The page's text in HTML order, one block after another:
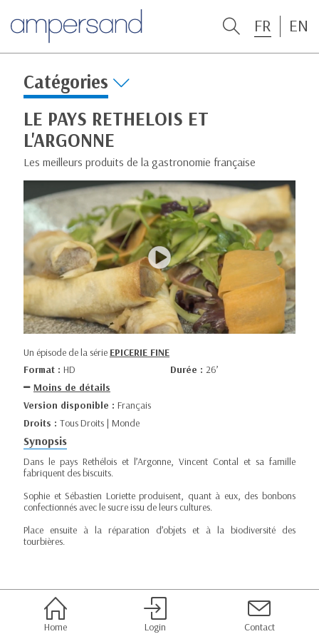
FR EN
Catégories
LE PAYS RETHELOIS ET
L'ARGONNE
Les meilleurs produits de la gastronomie française
Un épisode de la série EPICERIE FINE
Format : HD Durée : 26’
Moins de détails
Version disponible : Français
Droits : Tous Droits | Monde
Synopsis
Dans le pays Rethélois et l’Argonne, Vincent Contal et sa famille
fabriquent des biscuits.
Sophie et Sébastien Loriette produisent, quant à eux, des bonbons
confectionnés avec le sucre issu de leurs cultures.
Place ensuite à la réparation d’objets et à la biodiversité des
tourbières.
Home Login Contact